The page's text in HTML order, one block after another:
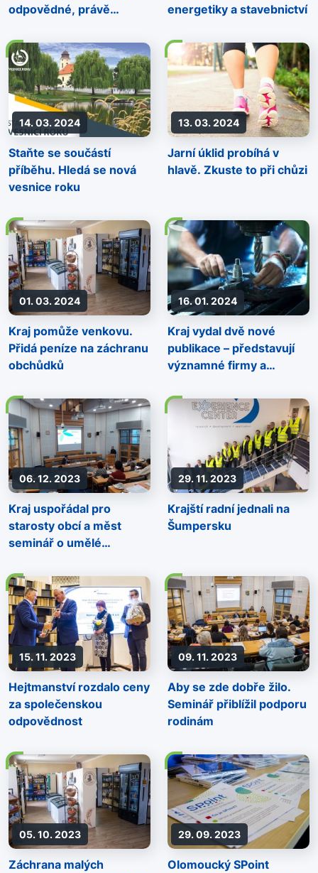
odpovědné, právě
energetiky a stavebnictví
14. 03. 2024
Staňte se součástí
příběhu. Hledá se nová
vesnice roku
13. 03. 2024
Jarní úklid probíhá v
hlavě. Zkuste to při chůzi
01. 03. 2024
Kraj pomůže venkovu.
Přidá peníze na záchranu
obchůdků
16. 01. 2024
Kraj vydal dvě nové
publikace – představují
významné firmy a
06. 12. 2023
Kraj uspořádal pro
starosty obcí a měst
seminář o umělé
29. 11. 2023
Krajští radní jednali na
Šumpersku
15. 11. 2023
Hejtmanství rozdalo ceny
za společenskou
odpovědnost
09. 11. 2023
Aby se zde dobře žilo.
Seminář přiblížil podporu
rodinám
05. 10. 2023
Záchrana malých
29. 09. 2023
Olomoucký SPoint